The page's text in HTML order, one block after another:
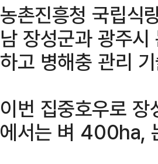
농촌진흥청 국립식
남 장성군과 광주
하고 병해충 관리
이번 집중호우로
에서는 벼 400ha,